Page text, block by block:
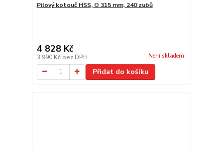
Pilový kotouč HSS, O 315 mm, 240 zubů
4 828 Kč
3 990 Kč bez DPH Není skladem
Přidat do košíku